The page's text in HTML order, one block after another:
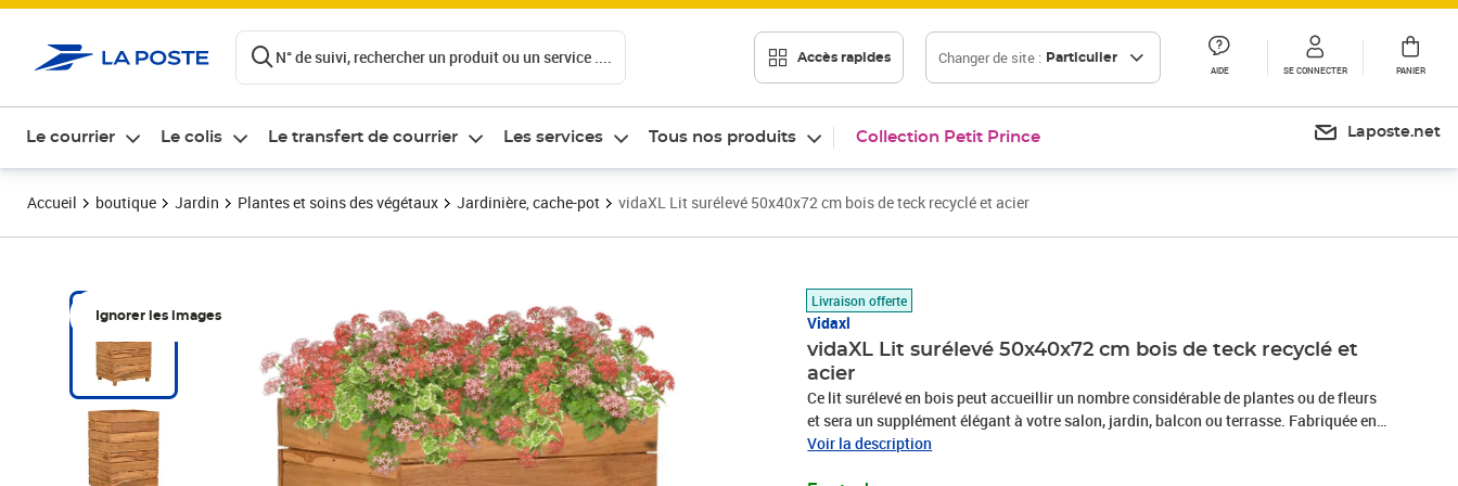
N° de suivi, rechercher un produit ou un service .... Accès rapides Changer de site : Particulier
AIDE SE CONNECTER PANIER
Le courrier Le colis Le transfert de courrier Les services Tous nos produits Collection Petit Prince Laposte.net
Accueil boutique Jardin Plantes et soins des végétaux Jardinière, cache-pot vidaXL Lit surélevé 50x40x72 cm bois de teck recyclé et acier
Ignorer les images
Livraison offerte
Vidaxl
vidaXL Lit surélevé 50x40x72 cm bois de teck recyclé et
acier
Ce lit surélevé en bois peut accueillir un nombre considérable de plantes ou de fleurs
et sera un supplément élégant à votre salon, jardin, balcon ou terrasse. Fabriquée en
bois de teck recyclé, cette jardinière est très robuste et durable. Les beaux grains de
Voir la description
Prix barré 116,99 €
Prix 76,89€